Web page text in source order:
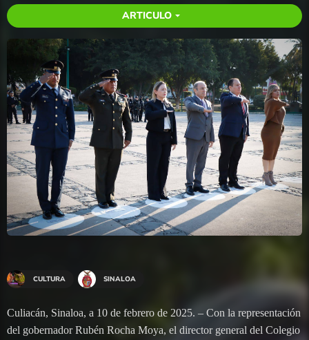
ARTICULO arrow_drop_down
CULTURA SINALOA
Culiacán, Sinaloa, a 10 de febrero de 2025. – Con la representación
del gobernador Rubén Rocha Moya, el director general del Colegio